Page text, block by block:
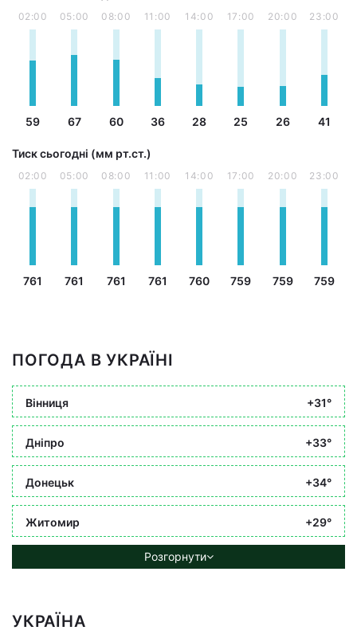
02:00
59
05:00
67
08:00
60
11:00
36
14:00
28
17:00
25
20:00
26
23:00
41
Тиск сьогодні (мм рт.ст.)
02:00
761
05:00
761
08:00
761
11:00
761
14:00
760
17:00
759
20:00
759
23:00
759
ПОГОДА В УКРАЇНІ
Вінниця +31°
Дніпро +33°
Донецьк +34°
Житомир +29°
Розгорнути
УКРАЇНА